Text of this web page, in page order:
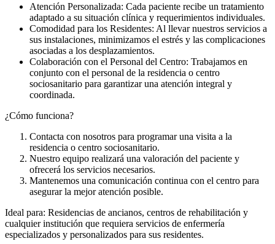
Atención Personalizada: Cada paciente recibe un tratamiento
adaptado a su situación clínica y requerimientos individuales.
Comodidad para los Residentes: Al llevar nuestros servicios a
sus instalaciones, minimizamos el estrés y las complicaciones
asociadas a los desplazamientos.
Colaboración con el Personal del Centro: Trabajamos en
conjunto con el personal de la residencia o centro
sociosanitario para garantizar una atención integral y
coordinada.
¿Cómo funciona?
Contacta con nosotros para programar una visita a la
residencia o centro sociosanitario.
Nuestro equipo realizará una valoración del paciente y
ofrecerá los servicios necesarios.
Mantenemos una comunicación continua con el centro para
asegurar la mejor atención posible.
Ideal para: Residencias de ancianos, centros de rehabilitación y
cualquier institución que requiera servicios de enfermería
especializados y personalizados para sus residentes.